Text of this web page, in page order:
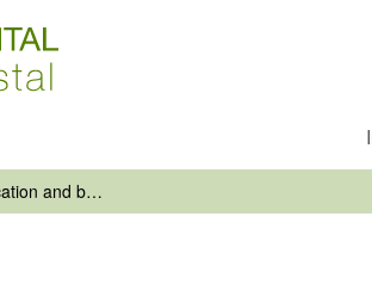
Eucalypt domestication and breeding